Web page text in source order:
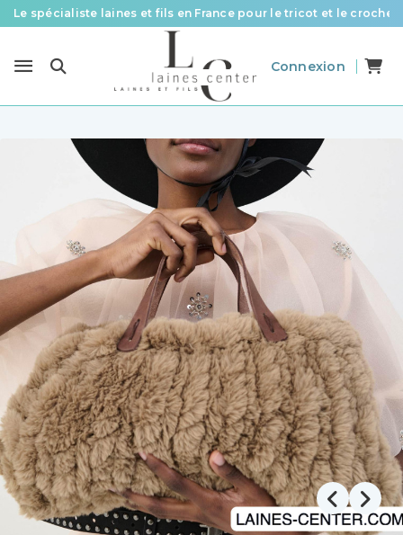
Le spécialiste laines et fils en France pour le tricot et le crochet
Livraison offerte à partir de 58 € d’achat
Connexion